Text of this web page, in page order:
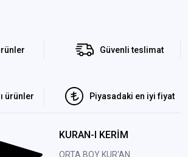
Güvenli teslimat
ürünler Piyasadaki en iyi fiyat
KURAN-I KERİM
ORTA BOY KUR'AN